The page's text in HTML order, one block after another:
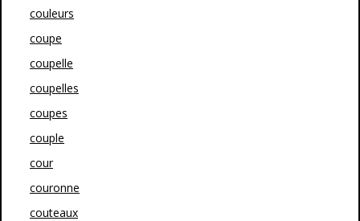
couleurs
coupe
coupelle
coupelles
coupes
couple
cour
couronne
couteaux